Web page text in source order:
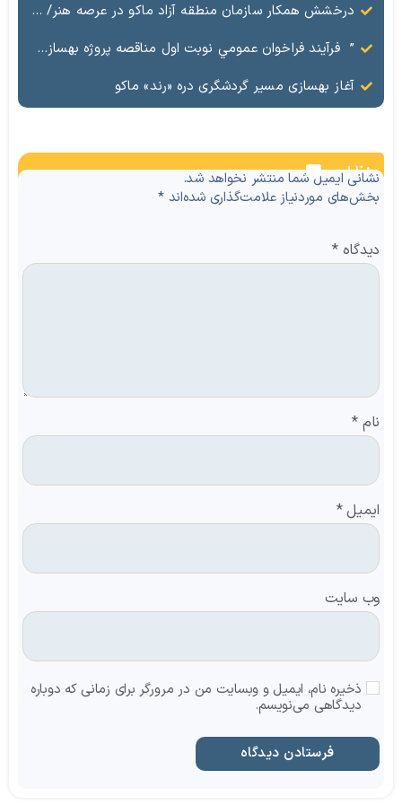
درخشش همکار سازمان منطقه آزاد ماکو در عرصه هنر/ مستند تاریخی «زری خانم» به کارگردانی احد عبادی رونمایی شد
” فرآيند فراخوان عمومي نوبت اول مناقصه پروژه بهسازي و آسفالت راه و پاركينگ مجموعه آب درماني شهرستان شوط منطقه آزاد ماكو “
آغاز بهسازی مسیر گردشگری دره «رند» ماکو
نظرات
نشانی ایمیل شما منتشر نخواهد شد.
بخش‌های موردنیاز علامت‌گذاری شده‌اند*
دیدگاه*
نام *
ایمیل*
وب‌ سایت
ذخیره نام، ایمیل و وبسایت من در مرورگر برای زمانی که دوباره
دیدگاهی می‌نویسم.